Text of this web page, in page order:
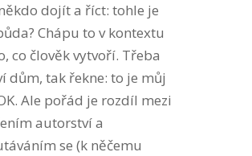
dojít a říct: tohle je
Chápu to v kontextu
co člověk vytvoří. Třeba
dům, tak řekne: to je můj
Ale pořád je rozdíl mezi
autorství a
se (k něčemu